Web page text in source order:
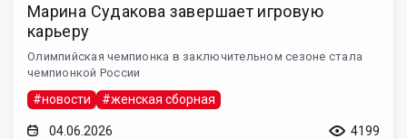
Марина Судакова завершает игровую
карьеру
Олимпийская чемпионка в заключительном сезоне стала
чемпионкой России
#новости #женская сборная
04.06.2026 4199